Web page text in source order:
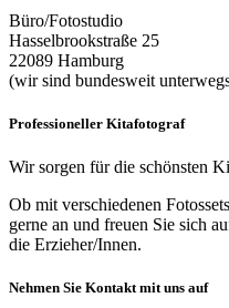
Büro/Fotostudio
Hasselbrookstraße 25
22089 Hamburg
(wir sind bundesweit
Professioneller Kitafotograf​
Wir sorgen für die schönsten
Ob mit verschiedenen
gerne an und freuen Sie sich
die Erzieher/Innen.
Nehmen Sie Kontakt mit uns auf​